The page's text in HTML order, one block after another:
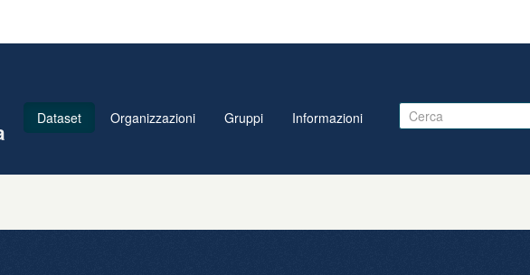
Dataset Organizzazioni Gruppi Informazioni